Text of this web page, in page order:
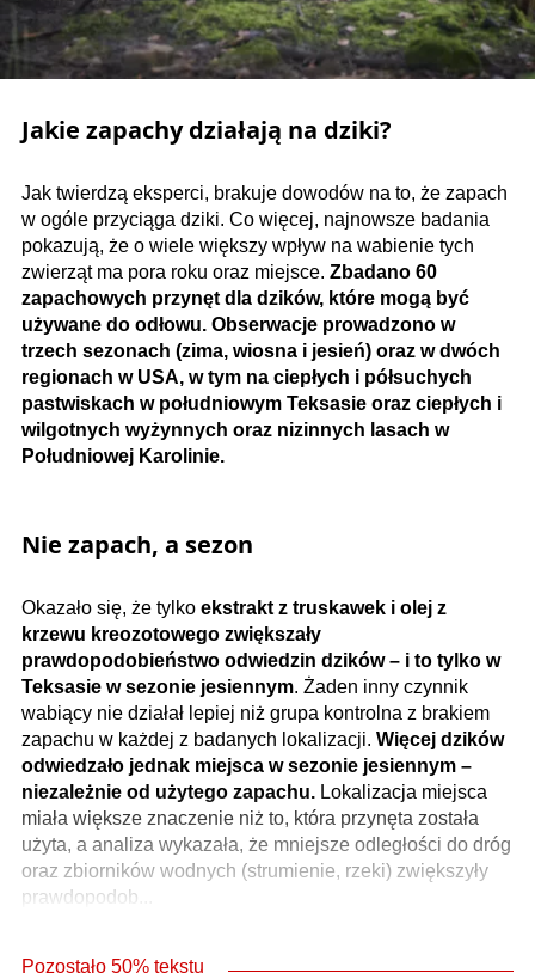
Jakie zapachy działają na dziki?
Jak twierdzą eksperci, brakuje dowodów na to, że zapach
w ogóle przyciąga dziki. Co więcej, najnowsze badania
pokazują, że o wiele większy wpływ na wabienie tych
zwierząt ma pora roku oraz miejsce. Zbadano 60
zapachowych przynęt dla dzików, które mogą być
używane do odłowu. Obserwacje prowadzono w
trzech sezonach (zima, wiosna i jesień) oraz w dwóch
regionach w USA, w tym na ciepłych i półsuchych
pastwiskach w południowym Teksasie oraz ciepłych i
wilgotnych wyżynnych oraz nizinnych lasach w
Południowej Karolinie.
Nie zapach, a sezon
Okazało się, że tylko ekstrakt z truskawek i olej z
krzewu kreozotowego zwiększały
prawdopodobieństwo odwiedzin dzików – i to tylko w
Teksasie w sezonie jesiennym. Żaden inny czynnik
wabiący nie działał lepiej niż grupa kontrolna z brakiem
zapachu w każdej z badanych lokalizacji. Więcej dzików
odwiedzało jednak miejsca w sezonie jesiennym –
niezależnie od użytego zapachu. Lokalizacja miejsca
miała większe znaczenie niż to, która przynęta została
użyta, a analiza wykazała, że mniejsze odległości do dróg
oraz zbiorników wodnych (strumienie, rzeki) zwiększyły
prawdopodob...
Pozostało 50% tekstu